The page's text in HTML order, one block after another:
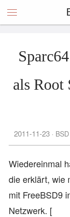
als Root
2011-11-23 BSD
Wiedereinmal
die erklärt, wie
mit FreeBSD9
Netzwerk. [